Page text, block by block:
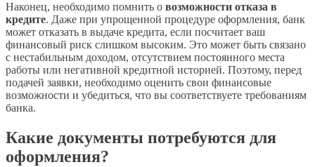
Наконец, необходимо помнить о возможности отказа в
кредите. Даже при упрощенной процедуре оформления, банк
может отказать в выдаче кредита, если посчитает ваш
финансовый риск слишком высоким. Это может быть связано
с нестабильным доходом, отсутствием постоянного места
работы или негативной кредитной историей. Поэтому, перед
подачей заявки, необходимо оценить свои финансовые
возможности и убедиться, что вы соответствуете требованиям
банка.
Какие документы потребуются для
оформления?